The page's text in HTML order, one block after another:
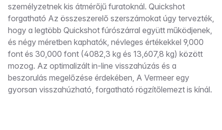
személyzetnek kis átmérőjű furatoknál. Quickshot
forgatható Az összeszerelő szerszámokat úgy tervezték,
hogy a legtöbb Quickshot fúrószárral együtt működjenek,
és négy méretben kaphatók, névleges értékekkel 9,000
font és 30,000 font (4082,3 kg és 13,607,8 kg) között
mozog. Az optimalizált in-line visszahúzás és a
beszorulás megelőzése érdekében, A Vermeer egy
gyorsan visszahúzható, forgatható rögzítőlemezt is kínál.